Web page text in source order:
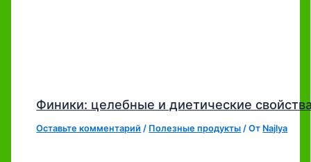
Финики: целебные и диетические
Оставьте комментарий / Полезные продукты / От Najlya